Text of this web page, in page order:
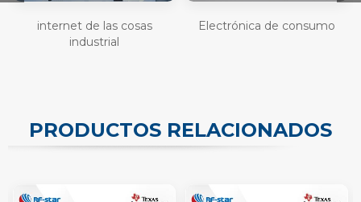
internet de las cosas
industrial
Electrónica de consumo
PRODUCTOS RELACIONADOS